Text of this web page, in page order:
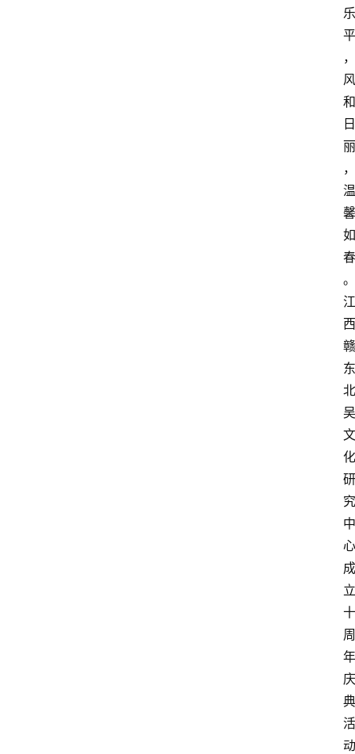
乐
平
，
风
和
日
丽
，
温
馨
如
春
。
江
西
赣
东
北
吴
文
化
研
究
中
心
成
立
十
周
年
庆
典
活
动